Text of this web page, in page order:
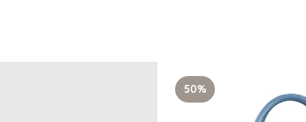
50%